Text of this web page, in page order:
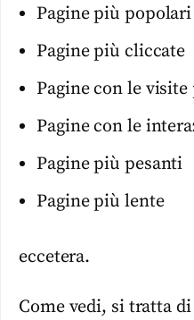
Pagine più popolari
Pagine più cliccate
Pagine con le
Pagine con le
Pagine più pesanti
Pagine più lente
eccetera.
Come vedi, si tratta